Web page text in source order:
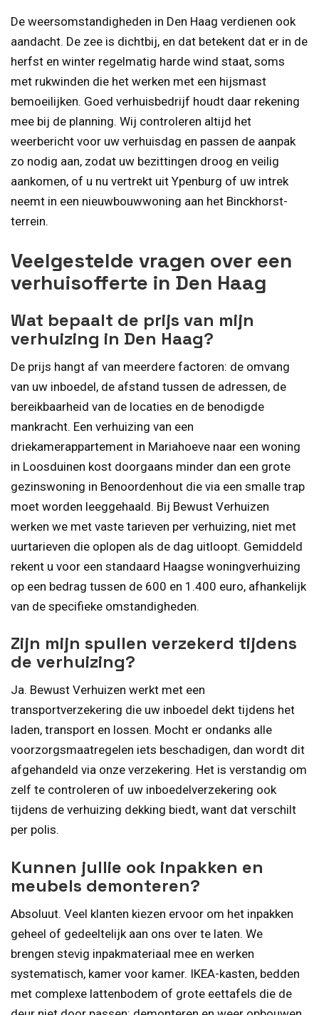
De weersomstandigheden in Den Haag verdienen ook
aandacht. De zee is dichtbij, en dat betekent dat er in de
herfst en winter regelmatig harde wind staat, soms
met rukwinden die het werken met een hijsmast
bemoeilijken. Goed verhuisbedrijf houdt daar rekening
mee bij de planning. Wij controleren altijd het
weerbericht voor uw verhuisdag en passen de aanpak
zo nodig aan, zodat uw bezittingen droog en veilig
aankomen, of u nu vertrekt uit Ypenburg of uw intrek
neemt in een nieuwbouwwoning aan het Binckhorst-
terrein.
Veelgestelde vragen over een
verhuisofferte in Den Haag
Wat bepaalt de prijs van mijn
verhuizing in Den Haag?
De prijs hangt af van meerdere factoren: de omvang
van uw inboedel, de afstand tussen de adressen, de
bereikbaarheid van de locaties en de benodigde
mankracht. Een verhuizing van een
driekamerappartement in Mariahoeve naar een woning
in Loosduinen kost doorgaans minder dan een grote
gezinswoning in Benoordenhout die via een smalle trap
moet worden leeggehaald. Bij Bewust Verhuizen
werken we met vaste tarieven per verhuizing, niet met
uurtarieven die oplopen als de dag uitloopt. Gemiddeld
rekent u voor een standaard Haagse woningverhuizing
op een bedrag tussen de 600 en 1.400 euro, afhankelijk
van de specifieke omstandigheden.
Zijn mijn spullen verzekerd tijdens
de verhuizing?
Ja. Bewust Verhuizen werkt met een
transportverzekering die uw inboedel dekt tijdens het
laden, transport en lossen. Mocht er ondanks alle
voorzorgsmaatregelen iets beschadigen, dan wordt dit
afgehandeld via onze verzekering. Het is verstandig om
zelf te controleren of uw inboedelverzekering ook
tijdens de verhuizing dekking biedt, want dat verschilt
per polis.
Kunnen jullie ook inpakken en
meubels demonteren?
Absoluut. Veel klanten kiezen ervoor om het inpakken
geheel of gedeeltelijk aan ons over te laten. We
brengen stevig inpakmateriaal mee en werken
systematisch, kamer voor kamer. IKEA-kasten, bedden
met complexe lattenbodem of grote eettafels die de